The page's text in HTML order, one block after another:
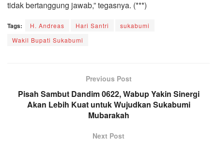
tidak bertanggung jawab,” tegasnya. (***)
Tags: H. Andreas Hari Santri
sukabumi
Wakil Bupati Sukabumi
Previous Post
Pisah Sambut Dandim 0622, Wabup Yakin Sinergi
Akan Lebih Kuat untuk Wujudkan Sukabumi
Mubarakah
Next Post